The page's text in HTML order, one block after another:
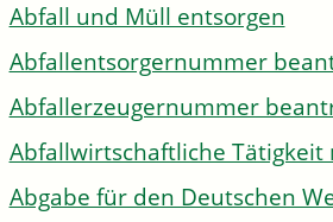
Abfall und Müll entsorgen
Abfallentsorgernummer
Abfallerzeugernummer
Abfallwirtschaftliche Tätigkeit
Abgabe für den Deutschen